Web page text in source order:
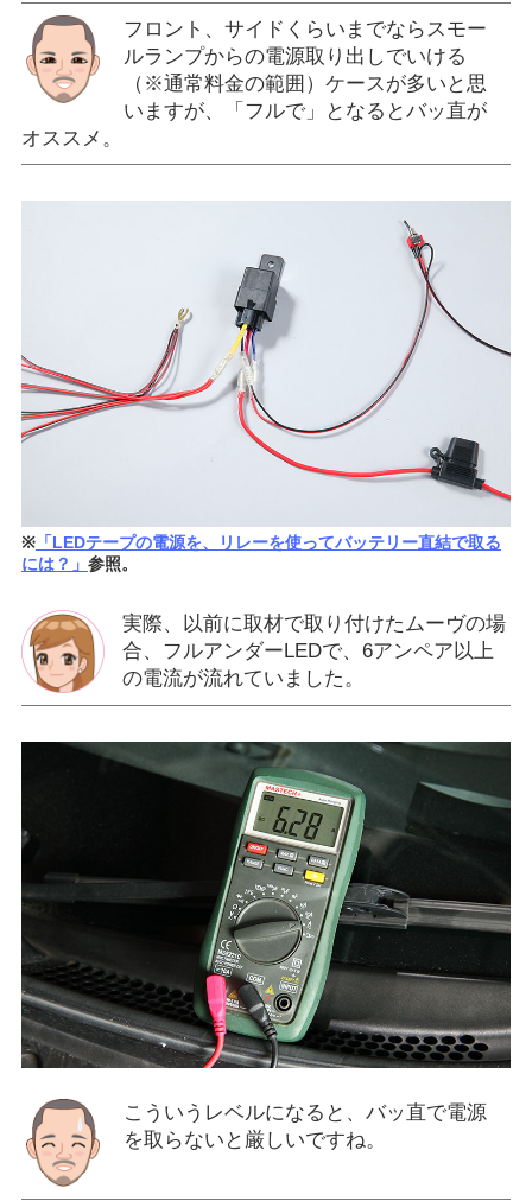
フロント、サイドくらいまでならスモー
ルランプからの電源取り出しでいける
（※通常料金の範囲）ケースが多いと思
いますが、「フルで」となるとバッ直が
オススメ。
※「LEDテープの電源を、リレーを使ってバッテリー直結で取る
には？」 参照。
実際、以前に取材で取り付けたムーヴの場
合、フルアンダーLEDで、6アンペア以上
の電流が流れていました。
こういうレベルになると、バッ直で電源
を取らないと厳しいですね。